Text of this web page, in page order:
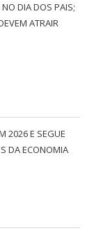
DIA DOS PAIS;
ATRAIR
2026 E SEGUE
DA ECONOMIA